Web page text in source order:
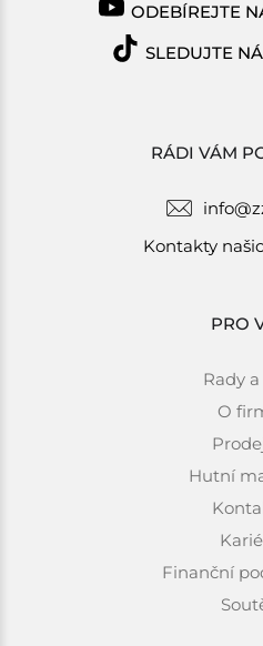
RÁDI VÁM
Kontakty
PRO
Rady
O
Hutní
Finanční
ODEBÍREJTE
SLEDUJTE